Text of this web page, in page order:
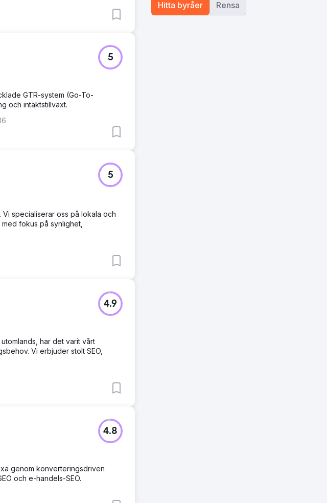
5
GTR-system (Go-To-
och intäktstillväxt.
5
specialiserar oss på lokala och
fokus på synlighet,
4.9
har det varit vårt
Vi erbjuder stolt SEO,
4.8
genom konverteringsdriven
och e-handels-SEO.
Hitta byråer Rensa